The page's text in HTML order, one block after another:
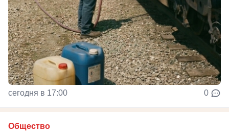
сегодня в 17:00 0
Общество